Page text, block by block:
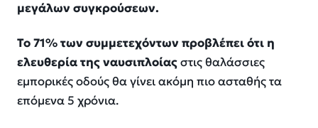
μεγάλων συγκρούσεων.
Το 71% των συμμετεχόντων προβλέπει ότι η
ελευθερία της ναυσιπλοίαςστις θαλάσσιες
εμπορικές οδούς θα γίνει ακόμη πιο ασταθής τα
επόμενα 5 χρόνια.